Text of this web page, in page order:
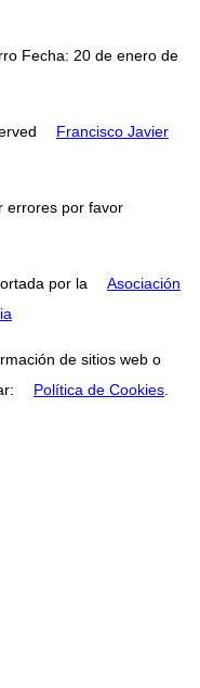
Fecha: 20 de enero de
Francisco Javier
errores por favor
por la
Asociación
de sitios web o
Política de Cookies.